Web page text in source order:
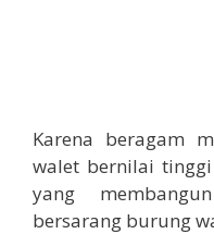
Karena beragam
walet bernilai
yang
bersarang burung